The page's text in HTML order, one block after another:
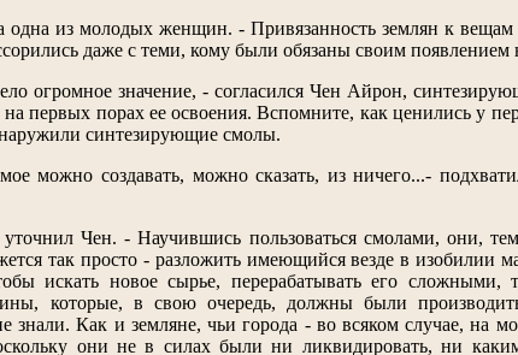
одна из молодых женщин. - Привязанность землян к
даже с теми, кому были обязаны своим появлением
огромное значение, - согласился Чен Айрон,
первых порах ее освоения. Вспомните, как ценились у
синтезирующие смолы.
можно создавать, можно сказать, из ничего...-
Чен. - Научившись пользоваться смолами, они,
так просто - разложить имеющийся везде в изобилии
искать новое сырье, перерабатывать его сложными,
которые, в свою очередь, должны были
Как и земляне, чьи города - во всяком случае, на
они не в силах были ни ликвидировать, ни